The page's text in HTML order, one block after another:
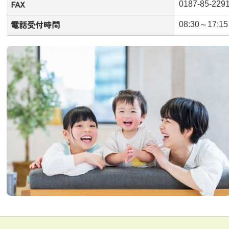
FAX 0187-85-
電話受付時間 08:30～17:15